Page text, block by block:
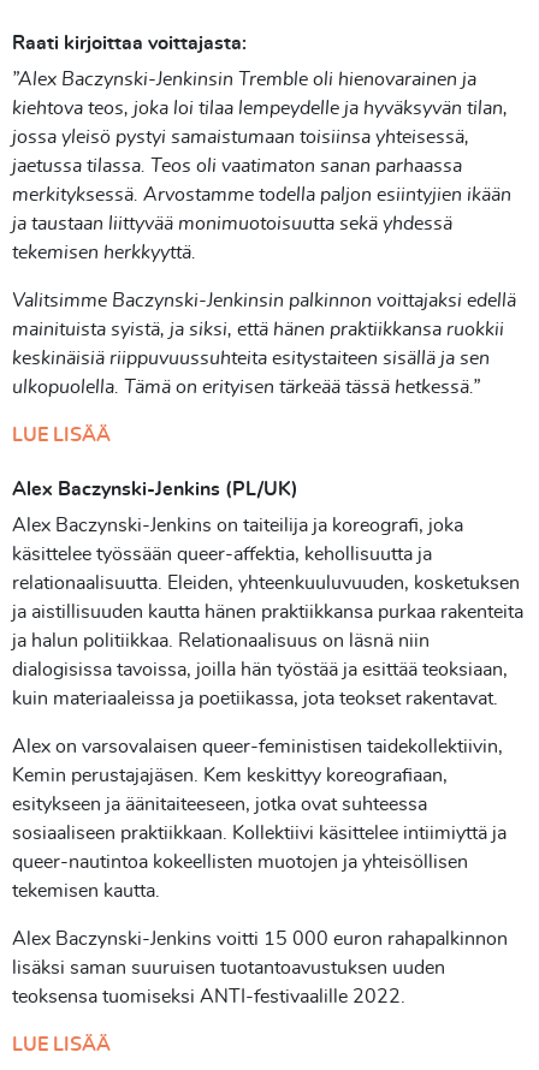
Raati kirjoittaa voittajasta:
”Alex Baczynski-Jenkinsin Tremble oli hienovarainen ja
kiehtova teos, joka loi tilaa lempeydelle ja hyväksyvän tilan,
jossa yleisö pystyi samaistumaan toisiinsa yhteisessä,
jaetussa tilassa. Teos oli vaatimaton sanan parhaassa
merkityksessä. Arvostamme todella paljon esiintyjien ikään
ja taustaan liittyvää monimuotoisuutta sekä yhdessä
tekemisen herkkyyttä.
Valitsimme Baczynski-Jenkinsin palkinnon voittajaksi edellä
mainituista syistä, ja siksi, että hänen praktiikkansa ruokkii
keskinäisiä riippuvuussuhteita esitystaiteen sisällä ja sen
ulkopuolella. Tämä on erityisen tärkeää tässä hetkessä.”
LUE LISÄÄ
Alex Baczynski-Jenkins (PL/UK)
Alex Baczynski-Jenkins on taiteilija ja koreografi, joka
käsittelee työssään queer-affektia, kehollisuutta ja
relationaalisuutta. Eleiden, yhteenkuuluvuuden, kosketuksen
ja aistillisuuden kautta hänen praktiikkansa purkaa rakenteita
ja halun politiikkaa. Relationaalisuus on läsnä niin
dialogisissa tavoissa, joilla hän työstää ja esittää teoksiaan,
kuin materiaaleissa ja poetiikassa, jota teokset rakentavat.
Alex on varsovalaisen queer-feministisen taidekollektiivin,
Kemin perustajajäsen. Kem keskittyy koreografiaan,
esitykseen ja äänitaiteeseen, jotka ovat suhteessa
sosiaaliseen praktiikkaan. Kollektiivi käsittelee intiimiyttä ja
queer-nautintoa kokeellisten muotojen ja yhteisöllisen
tekemisen kautta.
Alex Baczynski-Jenkins voitti 15 000 euron rahapalkinnon
lisäksi saman suuruisen tuotantoavustuksen uuden
teoksensa tuomiseksi ANTI-festivaalille 2022.
LUE LISÄÄ